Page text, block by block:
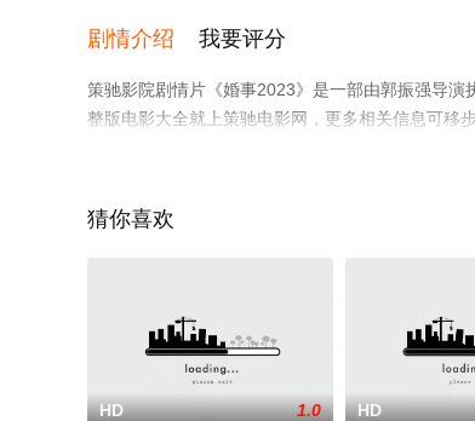
剧情介绍 我要评分
策驰影院剧情片《婚事2023》是一部由郭振强导
整版电影大全就上策驰电影网，更多相关信息可移
猜你喜欢
HD 1.0 HD